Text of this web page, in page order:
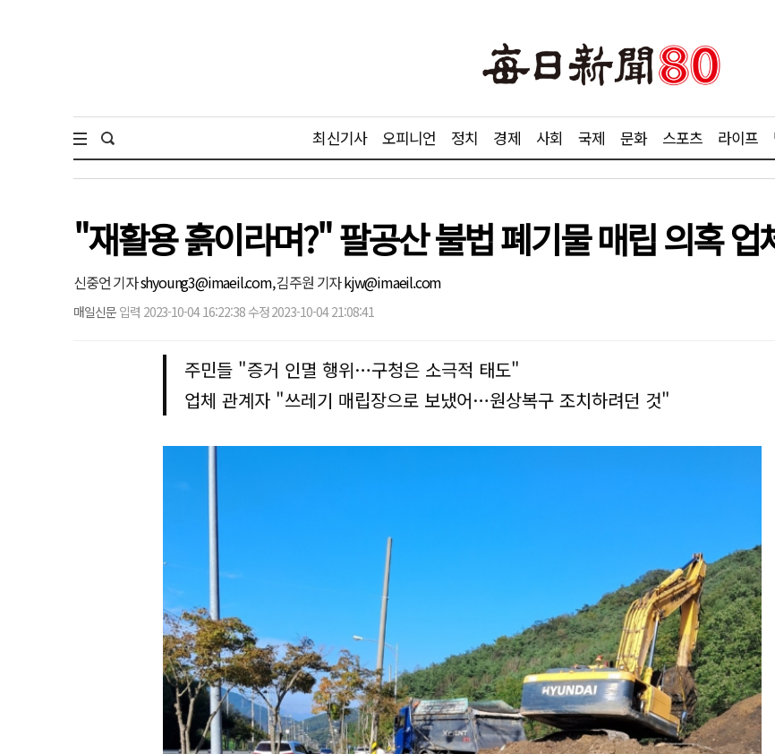
최신기사 오피니언 정치 경제 사회 국제 문화 스포츠 라이프
"재활용 흙이라며?" 팔공산 불법 폐기물 매립 의혹
신중언 기자shyoung3@imaeil.com,김주원 기자kjw@imaeil.com
매일신문 입력 2023-10-04 16:22:38 수정 2023-10-04 21:08:41
주민들 "증거 인멸 행위…구청은 소극적 태도"
업체 관계자 "쓰레기 매립장으로 보냈어…원상복구 조치하려던 것"